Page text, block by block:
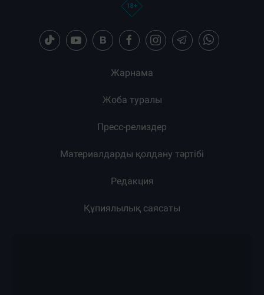
Жарнама
Жоба туралы
Пресс-релиздер
Материалдарды қолдану тәртібі
Редакция
Құпиялылық саясаты